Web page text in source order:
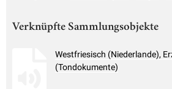
Verknüpfte Sammlungsobjekte
Westfriesisch (Niederlande),
(Tondokumente)